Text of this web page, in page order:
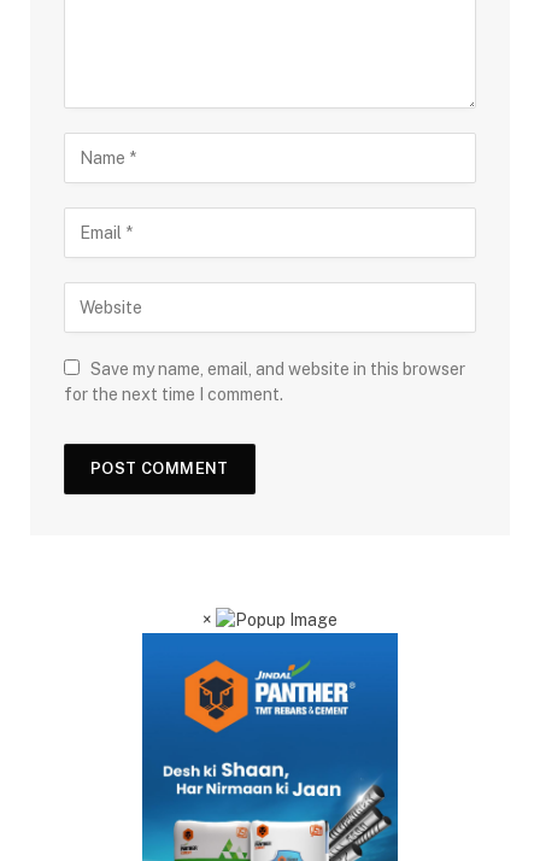
Save my name, email, and website in this browser
for the next time I comment.
×